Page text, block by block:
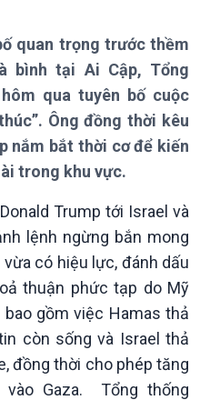
Thời sự
Thời sự 6h
Thời sự 12h
Thời sự 18h
Thời sự 21h30
Chuyên mục
Theo dòng Thời sự
quan trọng trước thềm
bình tại Ai Cập, Tổng
qua tuyên bố cuộc
Ông đồng thời kêu
nắm bắt thời cơ để kiến
trong khu vực.
Trump tới Israel và
lệnh ngừng bắn mong
có hiệu lực, đánh dấu
thuận phức tạp do Mỹ
bao gồm việc Hamas thả
còn sống và Israel thả
đồng thời cho phép tăng
Gaza. Tổng thống